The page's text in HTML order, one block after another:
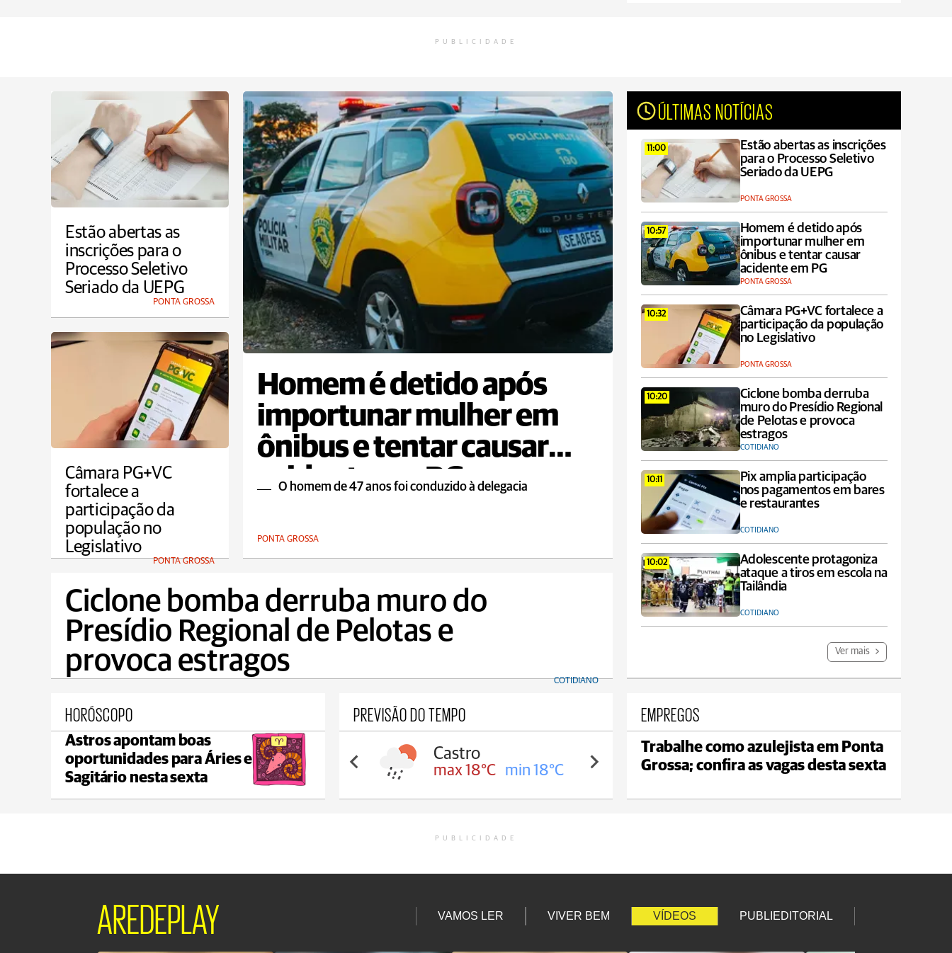
PUBLICIDADE
Estão abertas as
inscrições para o
Processo Seletivo
Seriado da UEPG
PONTA GROSSA
Homem é detido após
importunar mulher em
ônibus e tentar causar
acidente em PG
O homem de 47 anos foi conduzido à delegacia
PONTA GROSSA
ÚLTIMAS NOTÍCIAS
11:00
Estão abertas as inscrições
para o Processo Seletivo
Seriado da UEPG
PONTA GROSSA
10:57
Homem é detido após
importunar mulher em
ônibus e tentar causar
acidente em PG
PONTA GROSSA
10:32
Câmara PG+VC fortalece a
participação da população
no Legislativo
PONTA GROSSA
10:20
Ciclone bomba derruba
muro do Presídio Regional
de Pelotas e provoca
estragos
COTIDIANO
10:11
Pix amplia participação
nos pagamentos em bares
e restaurantes
COTIDIANO
10:02
Adolescente protagoniza
ataque a tiros em escola na
Tailândia
COTIDIANO
Ver mais
Câmara PG+VC
fortalece a
participação da
população no
Legislativo
PONTA GROSSA
Ciclone bomba derruba muro do
Presídio Regional de Pelotas e
provoca estragos
COTIDIANO
HORÓSCOPO
Astros apontam boas
oportunidades para Áries e
Sagitário nesta sexta
PREVISÃO DO TEMPO
Castro
max 18°C min 18°C
Carambeí
max 18°C min 17°C
Jaguariaíva
max 19°C min 18°C
EMPREGOS
Trabalhe como azulejista em Ponta
Grossa; confira as vagas desta sexta
PUBLICIDADE
AREDEPLAY VAMOS LER VIVER BEM VÍDEOS PUBLIEDITORIAL